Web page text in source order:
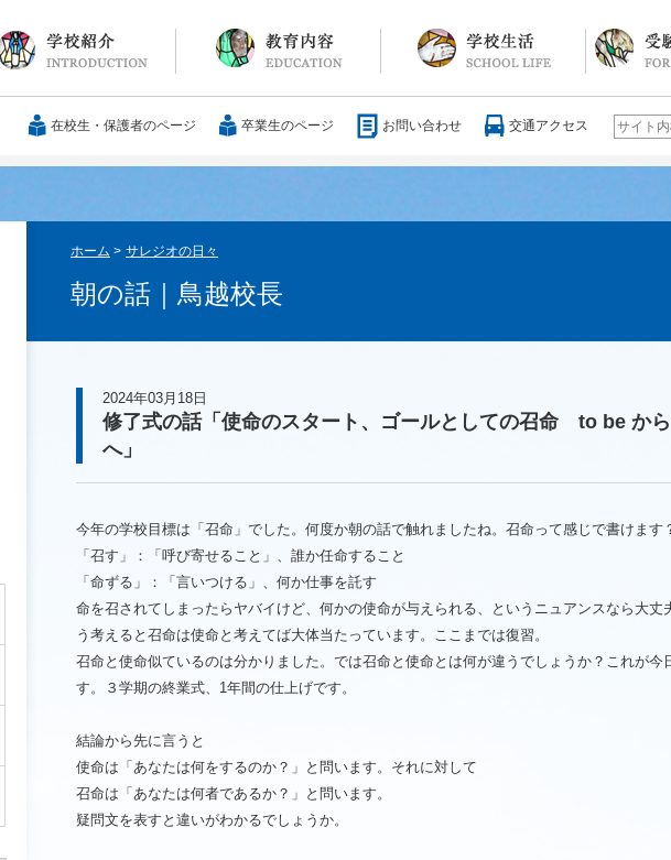
校長メッセージ
教育方針・沿革
施設紹介
交通アクセス 25歳の男づくり
カリキュラム
教科
国際交流
大学合格実績 行事・イベント
部活動
ボランティア
サレジアンエピソード
サレジオの日々(ブログ) 学校説明
入試要項
Q&A
お問い
学校案内
在校生・保護者のページ 卒業生のページ お問い合わせ 交通アクセス
ホーム > サレジオの日々
朝の話｜鳥越校長
2024年03月18日
修了式の話「使命のスタート、ゴールとしての召命 to be か
へ」
今年の学校目標は「召命」でした。何度か朝の話で触れましたね。召命って感じで書けます
「召す」：「呼び寄せること」、誰か任命すること
「命ずる」：「言いつける」、何か仕事を託す
命を召されてしまったらヤバイけど、何かの使命が与えられる、というニュアンスなら大丈
う考えると召命は使命と考えてば大体当たっています。ここまでは復習。
召命と使命似ているのは分かりました。では召命と使命とは何が違うでしょうか？これが今
す。
３学期の終業式、1年間の仕上げです。
結論から先に言うと
使命は「 あなたは何をするのか？ 」と問います。それに対して
召命は「 あなたは何者であるか？ 」と問います。
疑問文を表すと違いがわかるでしょうか。